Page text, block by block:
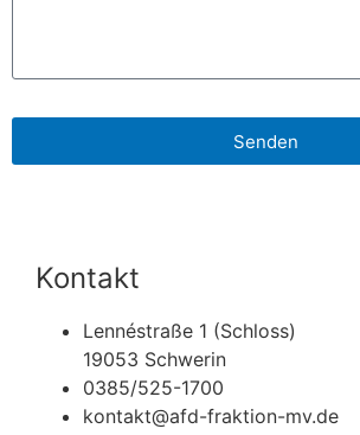
Senden
Kontakt
Lennéstraße 1 (Schloss)
19053 Schwerin
0385/525-1700
kontakt@afd-fraktion-mv.de